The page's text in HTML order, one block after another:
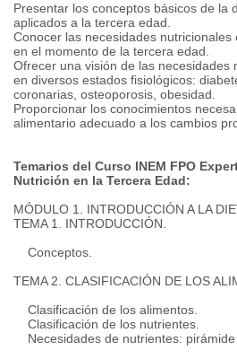
Presentar los conceptos básicos de la
aplicados a la tercera edad.
Conocer las necesidades
en el momento de la tercera edad.
Ofrecer una visión de las necesidades
en diversos estados fisiológicos:
coronarias, osteoporosis, obesidad.
Proporcionar los conocimientos
alimentario adecuado a los cambios
Temarios del Curso INEM FPO
Nutrición en la Tercera Edad:
MÓDULO 1. INTRODUCCIÓN A LA
TEMA 1. INTRODUCCIÓN.
Conceptos.
TEMA 2. CLASIFICACIÓN DE LOS
Clasificación de los alimentos.
Clasificación de los nutrientes.
Necesidades de nutrientes: pirámide